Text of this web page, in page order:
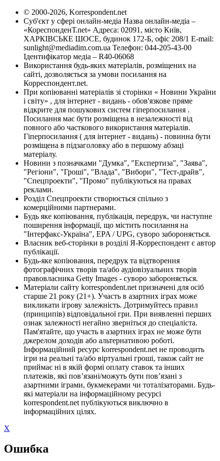
© 2000-2026, Korrespondent.net
Суб'єкт у сфері онлайн-медіа Назва онлайн-медіа –
«КореспонденТ.net» Адреса: 02091, місто Київ,
ХАРКІВСЬКЕ ШОСЕ, будинок 172-Б, офіс 208/1 E-mail:
sunlight@mediadim.com.ua Телефон: 044-205-43-00
Ідентифікатор медіа – R40-06068
Використання будь-яких матеріалів, розміщених на
сайті, дозволяється за умови посилання на
Корреспондент.net.
При копіюванні матеріалів зі сторінки « Новини України
і світу» , для інтернет - видань - обов'язкове пряме
відкрите для пошукових систем гіперпосилання .
Посилання має бути розміщена в незалежності від
повного або часткового використання матеріалів.
Гіперпосилання ( для інтернет - видань) - повинна бути
розміщена в підзаголовку або в першому абзаці
матеріалу.
Новини з позначками "Думка", "Експертиза", "Заява",
"Регіони", "Гроші", "Влада", "Вибори", "Тест-драйв",
"Спецпроекти", "Промо" публікуються на правах
реклами.
Розділ Спецпроекти створюється спільно з
комерційними партнерами.
Будь яке копіювання, публікація, передрук, чи наступне
поширення інформації, що містить посилання на
"Інтерфакс-Україна", EPA / UPG, суворо забороняється.
Власник веб-сторінки в розділі Я-Корреспондент є автор
публікації.
Будь-яке копіювання, передрук та відтворення
фотографічних творів та/або аудіовізуальних творів
правовласника Getty Images - суворо забороняється.
Матеріали сайту korrespondent.net призначені для осіб
старше 21 року (21+). Участь в азартних іграх може
викликати ігрову залежність. Дотримуйтесь правил
(принципів) відповідальної гри. При виявленні перших
ознак залежності негайно зверніться до спеціаліста.
Пам'ятайте, що участь в азартних іграх не може бути
джерелом доходів або альтернативою роботі.
Інформаційний ресурс korrespondent.net не проводить
ігри на реальні та/або віртуальні гроші, також сайт не
приймає ні в якій формі оплату ставок та інших
платежів, які пов’язані/можуть бути пов’язані з
азартними іграми, букмекерами чи тоталізаторами. Будь-
які матеріали на інформаційному ресурсі
korrespondent.net публікуються виключно в
інформаційних цілях.
X
Ошибка